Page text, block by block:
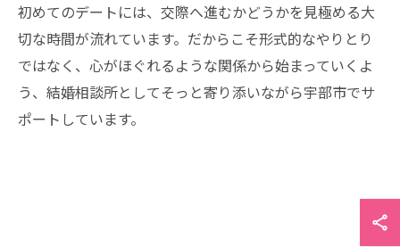
初めてのデートには、交際へ進むかどうかを見極める大
切な時間が流れています。だからこそ形式的なやりとり
ではなく、心がほぐれるような関係から始まっていくよ
う、結婚相談所としてそっと寄り添いながら宇部市でサ
ポートしています。